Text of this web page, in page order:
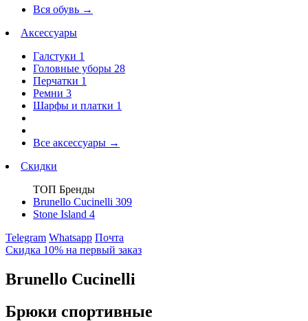
Вся обувь →
Аксессуары
Галстуки 1
Головные уборы 28
Перчатки 1
Ремни 3
Шарфы и платки 1
Все аксессуары →
Скидки
ТОП Бренды
Brunello Cucinelli 309
Stone Island 4
Telegram Whatsapp Почта
Скидка 10% на первый заказ
Brunello Cucinelli
Брюки спортивные